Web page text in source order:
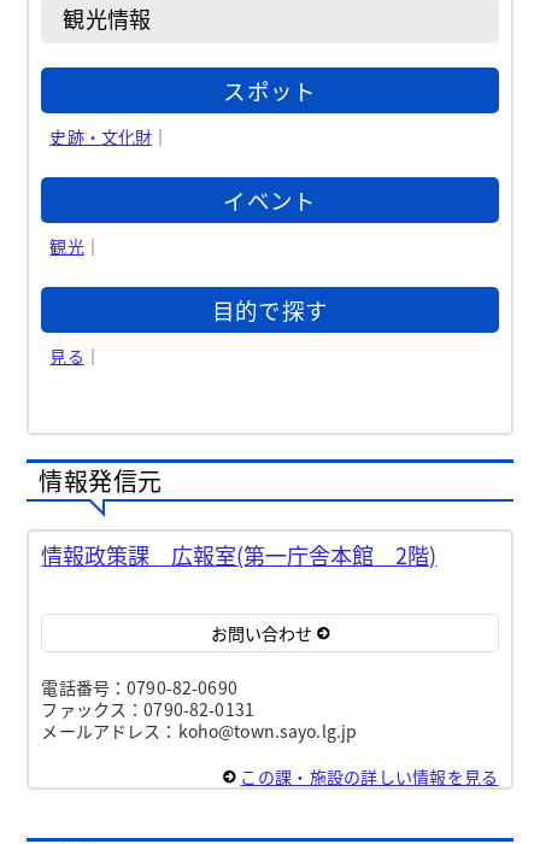
観光情報
スポット
史跡・文化財 ｜
イベント
観光｜
目的で探す
見る ｜
情報発信元
情報政策課 広報室(第一庁舎本館 2階)
お問い合わせ
電話番号：0790-82-0690
ファックス：0790-82-0131
メールアドレス：koho@town.sayo.lg.jp
この課・施設の詳しい情報を見る